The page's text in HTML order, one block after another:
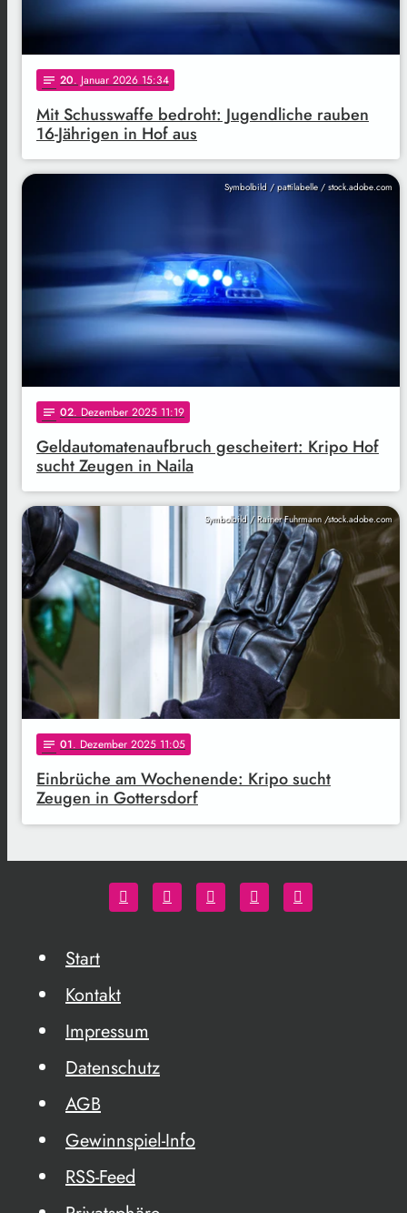
notes 20. Januar 2026 15:34
Mit Schusswaffe bedroht: Jugendliche rauben
16-Jährigen in Hof aus
Symbolbild / pattilabelle / stock.adobe.com
notes 02. Dezember 2025 11:19
Geldautomatenaufbruch gescheitert: Kripo Hof
sucht Zeugen in Naila
Symbolbild / Rainer Fuhrmann /stock.adobe.com
notes 01. Dezember 2025 11:05
Einbrüche am Wochenende: Kripo sucht
Zeugen in Gottersdorf
Start
Kontakt
Impressum
Datenschutz
AGB
Gewinnspiel-Info
RSS-Feed